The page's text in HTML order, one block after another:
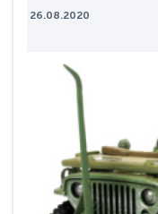
фильма “Bumblebee”
историю борьбы
легковые
26.08.2020